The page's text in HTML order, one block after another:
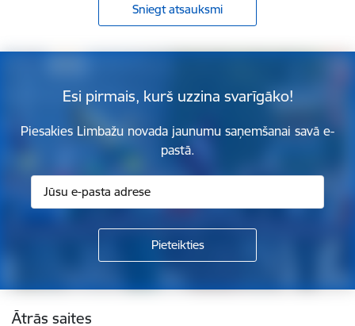
Sniegt atsauksmi
Esi pirmais, kurš uzzina svarīgāko!
Piesakies Limbažu novada jaunumu saņemšanai savā e-
pastā.
Kājene
Ātrās saites